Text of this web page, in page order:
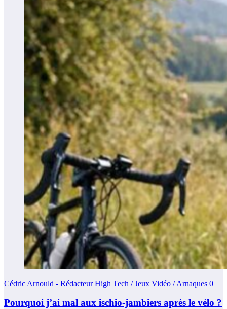
Cédric Arnould - Rédacteur High Tech / Jeux Vidéo / Arnaques 0
Pourquoi j’ai mal aux ischio-jambiers après le vélo ?